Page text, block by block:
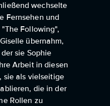
wechselte
Fernsehen und
Following",
übernahm,
sie Sophie
Arbeit in diesen
sie als vielseitige
die in der
Rollen zu